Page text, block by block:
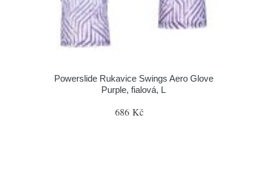
Powerslide Rukavice Swings Aero Glove
Purple, fialová, L
686 Kč